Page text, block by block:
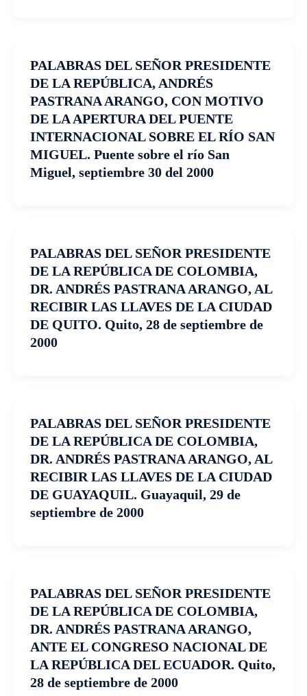
PALABRAS DEL SEÑOR PRESIDENTE
DE LA REPÚBLICA, ANDRÉS
PASTRANA ARANGO, CON MOTIVO
DE LA APERTURA DEL PUENTE
INTERNACIONAL SOBRE EL RÍO SAN
MIGUEL. Puente sobre el río San
Miguel, septiembre 30 del 2000
PALABRAS DEL SEÑOR PRESIDENTE
DE LA REPÚBLICA DE COLOMBIA,
DR. ANDRÉS PASTRANA ARANGO, AL
RECIBIR LAS LLAVES DE LA CIUDAD
DE QUITO. Quito, 28 de septiembre de
2000
PALABRAS DEL SEÑOR PRESIDENTE
DE LA REPÚBLICA DE COLOMBIA,
DR. ANDRÉS PASTRANA ARANGO, AL
RECIBIR LAS LLAVES DE LA CIUDAD
DE GUAYAQUIL. Guayaquil, 29 de
septiembre de 2000
PALABRAS DEL SEÑOR PRESIDENTE
DE LA REPÚBLICA DE COLOMBIA,
DR. ANDRÉS PASTRANA ARANGO,
ANTE EL CONGRESO NACIONAL DE
LA REPÚBLICA DEL ECUADOR. Quito,
28 de septiembre de 2000